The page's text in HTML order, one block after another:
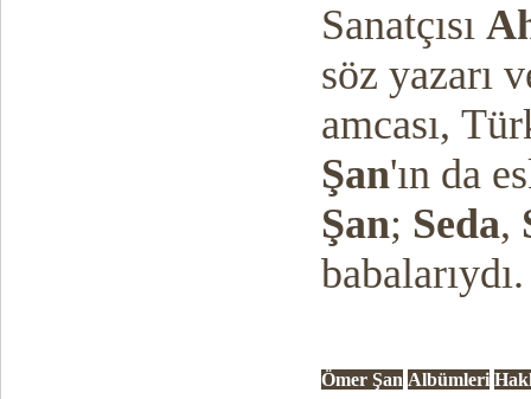
Sanatçısı
söz yazarı
amcası,
Şan'ın da
Şan; Seda,
babalarıydı.
Ömer Şan Albümleri